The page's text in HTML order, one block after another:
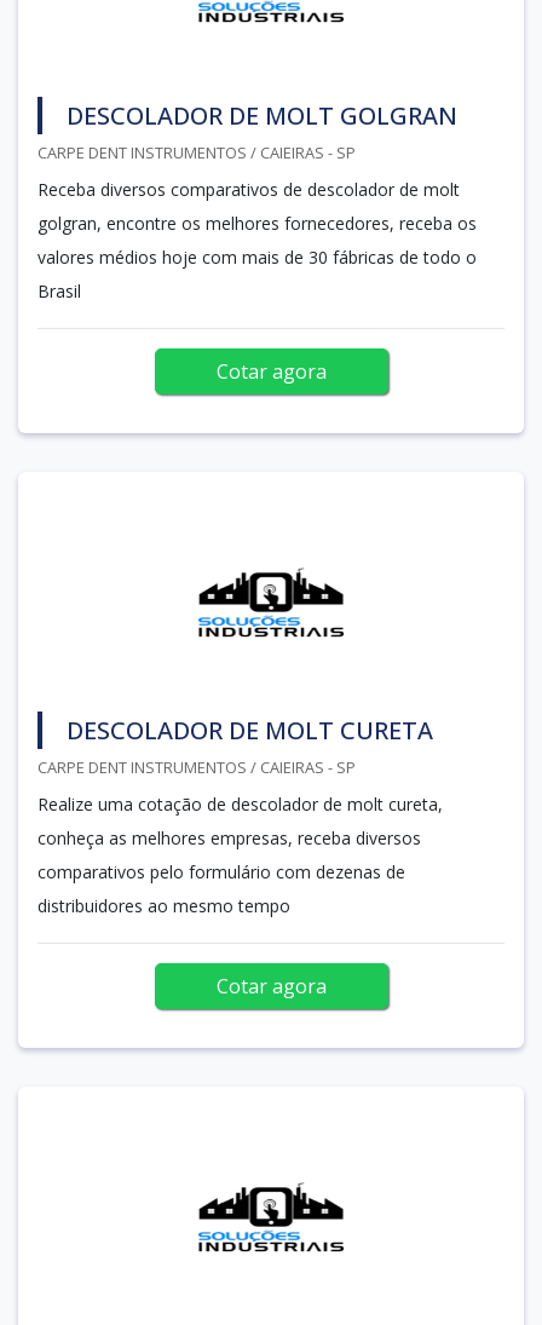
DESCOLADOR DE MOLT GOLGRAN
CARPE DENT INSTRUMENTOS / CAIEIRAS - SP
Receba diversos comparativos de descolador de molt
golgran, encontre os melhores fornecedores, receba os
valores médios hoje com mais de 30 fábricas de todo o
Brasil
Cotar agora
DESCOLADOR DE MOLT CURETA
CARPE DENT INSTRUMENTOS / CAIEIRAS - SP
Realize uma cotação de descolador de molt cureta,
conheça as melhores empresas, receba diversos
comparativos pelo formulário com dezenas de
distribuidores ao mesmo tempo
Cotar agora